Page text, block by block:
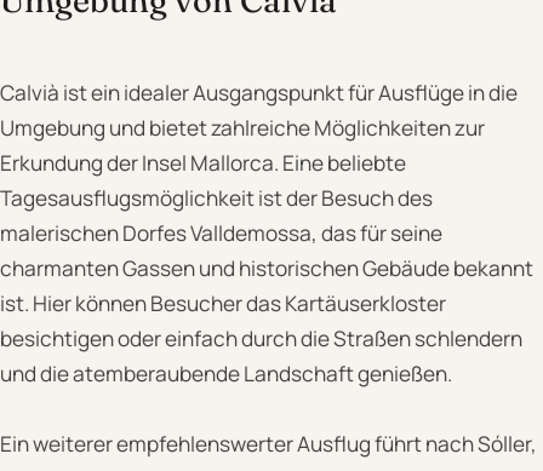
Calvià ist ein idealer Ausgangspunkt für Ausflüge in die
Umgebung und bietet zahlreiche Möglichkeiten zur
Erkundung der Insel Mallorca. Eine beliebte
Tagesausflugsmöglichkeit ist der Besuch des
malerischen Dorfes Valldemossa, das für seine
charmanten Gassen und historischen Gebäude bekannt
ist. Hier können Besucher das Kartäuserkloster
besichtigen oder einfach durch die Straßen schlendern
und die atemberaubende Landschaft genießen.
Ein weiterer empfehlenswerter Ausflug führt nach Sóller,